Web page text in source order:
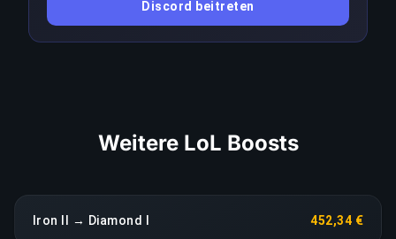
sofortige Neuzuweisung ohne Aufpreis aus.
Discord beitreten
Weitere LoL Boosts
Iron II → Diamond I 452,34 €